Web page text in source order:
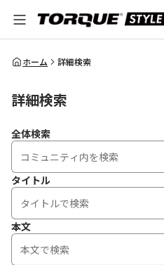
全体検索
ホーム 詳細検索
詳細検索
全体検索
タイトル
本文